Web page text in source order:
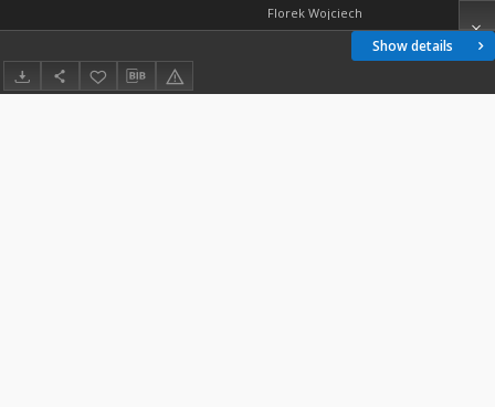
Show details
Florek Wojciech